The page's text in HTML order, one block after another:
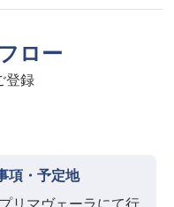
ロー
登録
項・予定地